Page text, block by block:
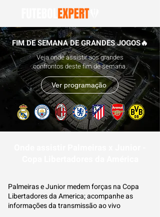
FIM DE SEMANA DE GRANDES JOGOS🔥
Veja onde assistir aos grandes
confrontos deste fim de semana.
Ver programação
Palmeiras e Junior medem forças na Copa
Libertadores da America; acompanhe as
informações da transmissão ao vivo